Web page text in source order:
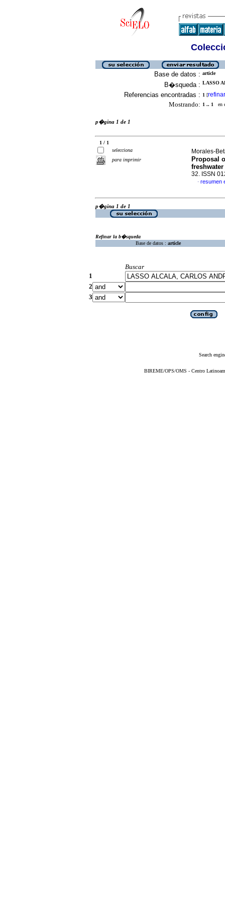
Base de datos : article
B�squeda : LASSO
Referencias encontradas : 1 [refinar
Mostrando: 1 .. 1 en
p�gina 1 de 1
1 / 1
selecciona
para imprimir
Morales-
Proposal
32. ISSN
· resumen
p�gina 1 de 1
Refinar la b�squeda
Base de datos : article
Buscar
1
2
3
Search
BIREME/OPS/OMS - Centro